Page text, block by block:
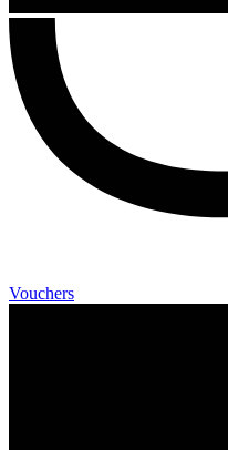
Vouchers